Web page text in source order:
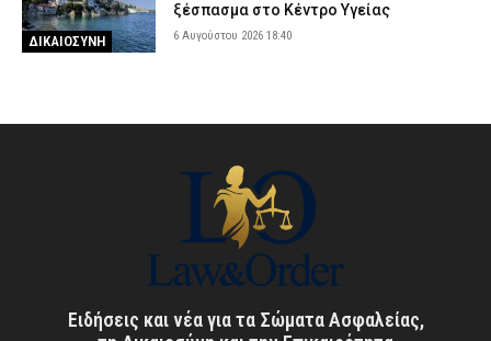
ΔΙΚΑΙΟΣΥΝΗ
ξέσπασμα στο Κέντρο Υγείας
6 Αυγούστου 2026 18:40
Ειδήσεις και νέα για τα Σώματα Ασφαλείας,